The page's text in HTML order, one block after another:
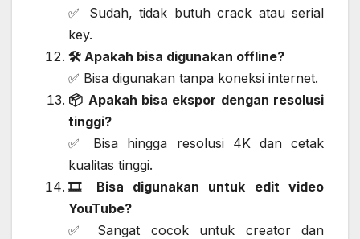
✅ Sudah, tidak butuh crack atau serial
key.
🛠️ Apakah bisa digunakan offline?
✅ Bisa digunakan tanpa koneksi internet.
📦 Apakah bisa ekspor dengan resolusi
tinggi?
✅ Bisa hingga resolusi 4K dan cetak
kualitas tinggi.
🎞️ Bisa digunakan untuk edit video
YouTube?
✅ Sangat cocok untuk creator dan